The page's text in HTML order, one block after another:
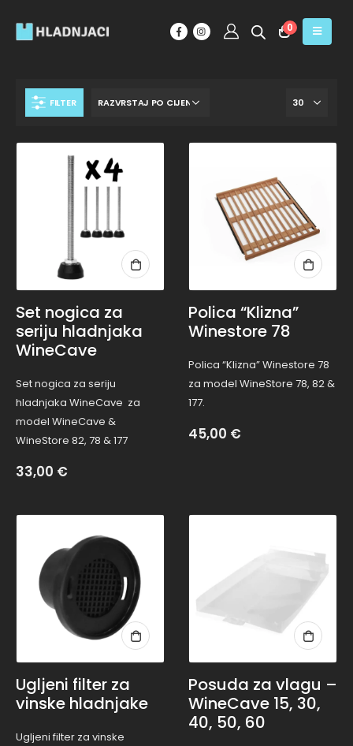
0
FILTER
Set nogica za
seriju hladnjaka
WineCave
Set nogica za seriju
hladnjaka WineCave za
model WineCave &
WineStore 82, 78 & 177
33,00 €
Polica “Klizna”
Winestore 78
Polica “Klizna” Winestore 78
za model WineStore 78, 82 &
177.
45,00 €
Ugljeni filter za
vinske hladnjake
Ugljeni filter za vinske
Posuda za vlagu –
WineCave 15, 30,
40, 50, 60